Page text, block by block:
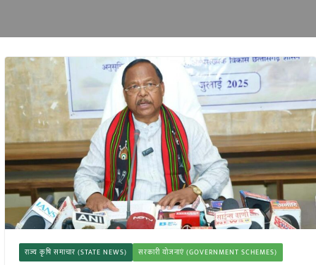
राज्य कृषि समाचार (STATE NEWS) सरकारी योजनाएं (GOVERNMENT SCHEMES)